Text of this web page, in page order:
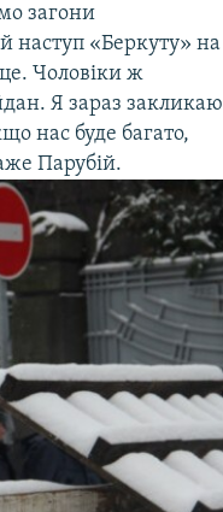
загони
наступ «Беркуту» на
Чоловіки ж
Я зараз закликаю
нас буде багато,
Парубій.